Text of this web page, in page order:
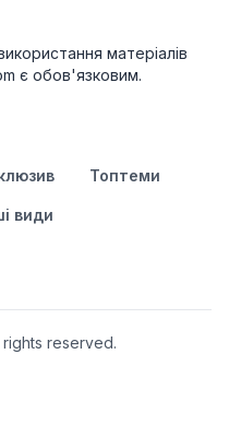
матеріалів
є обов'язковим.
Топтеми
види
reserved.